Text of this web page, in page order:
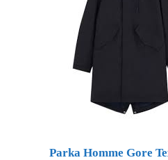
Parka Homme Gore